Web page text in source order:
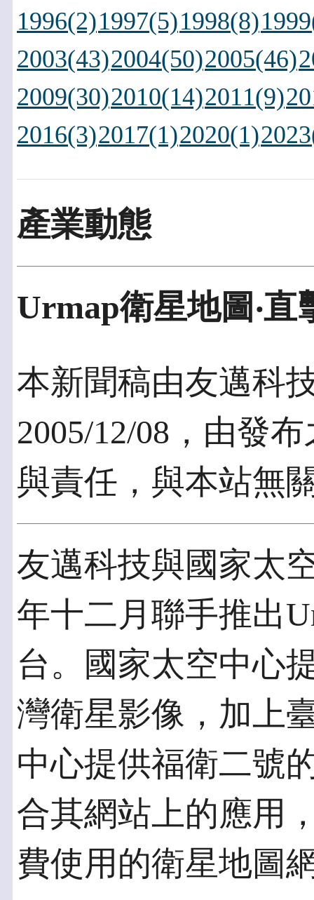
1996(2)1997(5)1998(8)
2003(43)2004(50)2005(46)
2009(30)2010(14)2011(9)
2016(3)2017(1)2020(1)
產業動態
Urmap衛星地圖‧直
本新聞稿由友邁科
2005/12/08，由發
與責任，與本站無
友邁科技與國家太
年十二月聯手推出
台。國家太空中心
灣衛星影像，加上
中心提供福衛二號
合其網站上的應用
費使用的衛星地圖